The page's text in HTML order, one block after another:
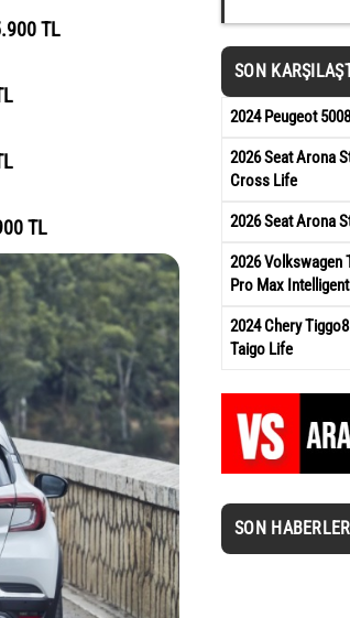
TL
TL
SON
2024 Peugeot
2026 Seat Arona
Cross Life
2026 Seat Arona
2026 Volkswagen
Pro Max Intelligent
2024 Chery
Taigo Life
SON HABERLER